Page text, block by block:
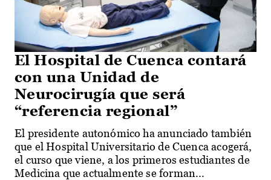
El Hospital de Cuenca contará
con una Unidad de
Neurocirugía que será
“referencia regional”
El presidente autonómico ha anunciado también
que el Hospital Universitario de Cuenca acogerá,
el curso que viene, a los primeros estudiantes de
Medicina que actualmente se forman...